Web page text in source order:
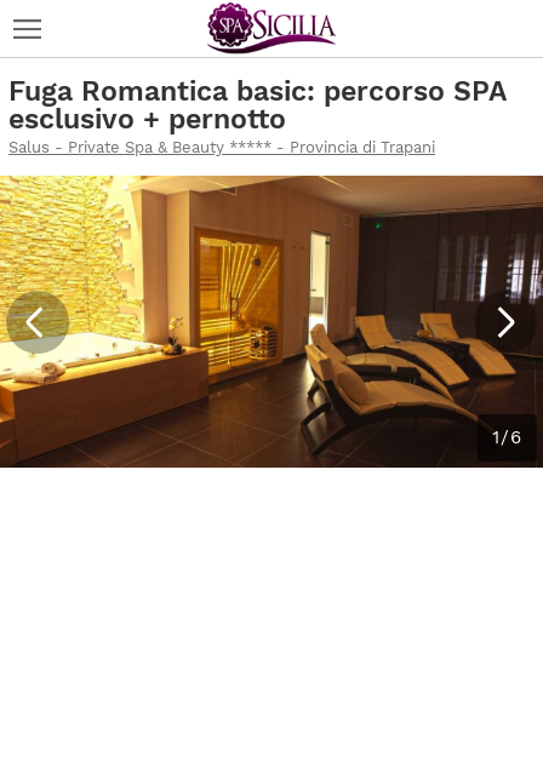
Fuga Romantica basic: percorso SPA
esclusivo + pernotto
Salus - Private Spa & Beauty ***** - Provincia di Trapani
1/6